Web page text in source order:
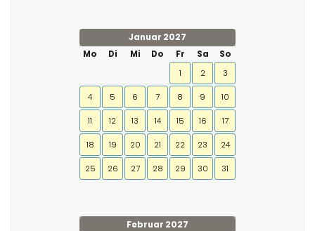
Januar 2027
Mo
Di Mi Do Fr Sa
So
1
2 3
4 5 6 7 8 9 10
11 12 13 14 15 16 17
18 19 20 21 22 23 24
25 26 27 28 29 30 31
Februar 2027